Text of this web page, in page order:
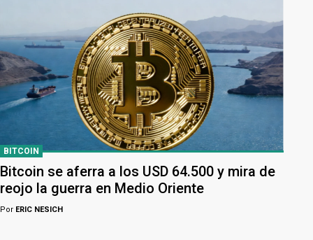
BITCOIN
Bitcoin se aferra a los USD 64.500 y mira de
reojo la guerra en Medio Oriente
Por ERIC NESICH